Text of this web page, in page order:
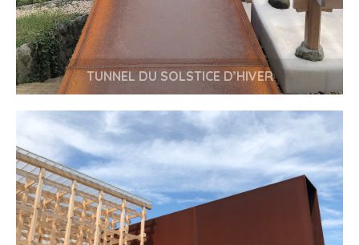
TUNNEL DU SOLSTICE D’HIVER